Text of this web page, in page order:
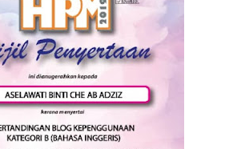
Turun Temurun
Sebegini?
Quran
Handset
Chenta Mama